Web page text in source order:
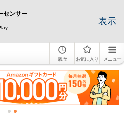
センサー
表示
履歴 お気に入り メニュー